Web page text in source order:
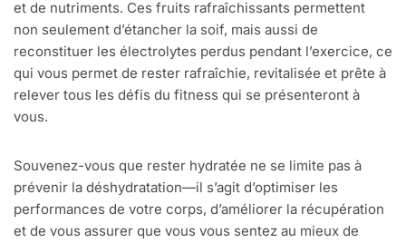
et de nutriments. Ces fruits rafraîchissants permettent
non seulement d’étancher la soif, mais aussi de
reconstituer les électrolytes perdus pendant l’exercice, ce
qui vous permet de rester rafraîchie, revitalisée et prête à
relever tous les défis du fitness qui se présenteront à
vous.
Souvenez-vous que rester hydratée ne se limite pas à
prévenir la déshydratation—il s’agit d’optimiser les
performances de votre corps, d’améliorer la récupération
et de vous assurer que vous vous sentez au mieux de